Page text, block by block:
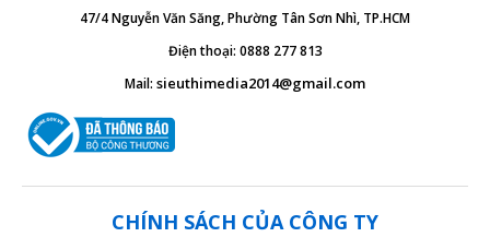
47/4 Nguyễn Văn Săng, Phường Tân Sơn Nhì, TP.HCM
Điện thoại: 0888 277 813
Mail: sieuthimedia2014@gmail.com
CHÍNH SÁCH CỦA CÔNG TY